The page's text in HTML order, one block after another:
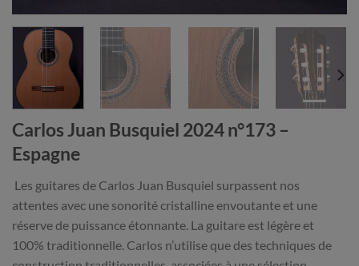
Carlos Juan Busquiel 2024 n°173 –
Espagne
Les guitares de Carlos Juan Busquiel surpassent nos
attentes avec une sonorité cristalline envoutante et une
réserve de puissance étonnante. La guitare est légère et
100% traditionnelle. Carlos n’utilise que des techniques de